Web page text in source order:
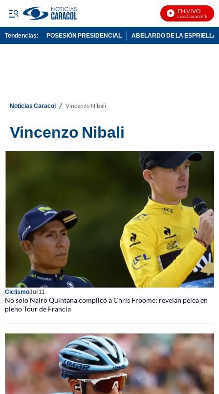
EN VIVO
Noticias Caracol En Vivo
Tendencias: POSESIÓN PRESIDENCIAL ABELARDO DE LA ESPRIELLA
Noticias Caracol / Vincenzo Nibali
Vincenzo Nibali
CiclismoJul 11
No solo Nairo Quintana complicó a Chris Froome: revelan pelea en
pleno Tour de Francia